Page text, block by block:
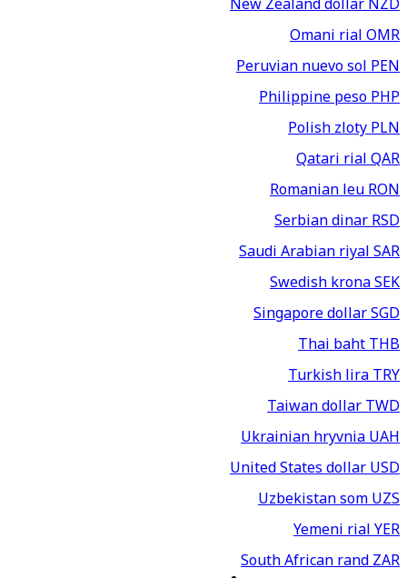
Omani rialOMR
Peruvian nuevo solPEN
Philippine pesoPHP
Polish zlotyPLN
Qatari rialQAR
Romanian leuRON
Serbian dinarRSD
Saudi Arabian riyalSAR
Swedish kronaSEK
Singapore dollarSGD
Thai bahtTHB
Turkish liraTRY
Taiwan dollarTWD
Ukrainian hryvniaUAH
United States dollarUSD
Uzbekistan somUZS
Yemeni rialYER
South African randZAR